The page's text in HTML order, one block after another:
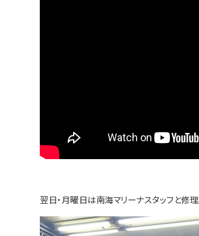
翌日・月曜日は南海マリーナスタッフと修